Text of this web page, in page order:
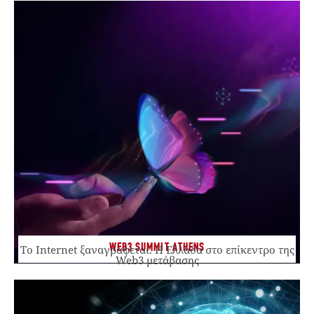
WEB3 SUMMIT ATHENS
Το Internet ξαναγράφεται. Η Ελλάδα στο επίκεντρο της
Web3 μετάβασης